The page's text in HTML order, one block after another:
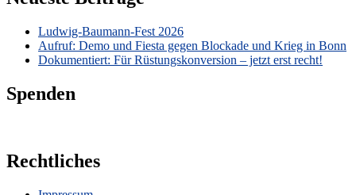
Ludwig-Baumann-Fest 2026
Aufruf: Demo und Fiesta gegen Blockade und Krieg in Bonn
Dokumentiert: Für Rüstungskonversion – jetzt erst recht!
Spenden
Rechtliches